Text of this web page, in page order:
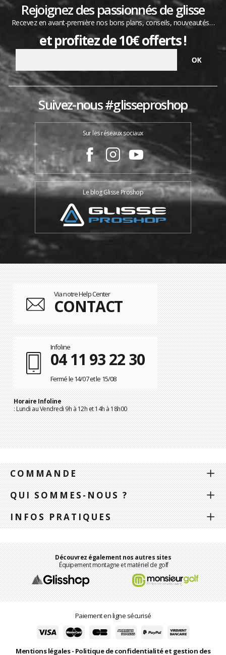
Rejoignez des passionnés de glisse
Recevez en avant-première nos bons plans, conseils, nouveautés…
et profitez de 10€ offerts !
Suivez-nous #glisseproshop
Sur les réseaux sociaux
Le blog Glisse Proshop
Via notre Help Center
CONTACT
Infoline
04 11 93 22 30
Fermé le 14/07 et le 15/08
Horaire Infoline
: Lundi au Vendredi 9h à 12h et 14h à 18h00
COMMANDE
QUI SOMMES-NOUS ?
INFOS PRATIQUES
Découvrez également nos autres sites
Équipement montagne et matériel de golf
Paiement en ligne sécurisé
Mentions légales- Politique de confidentialité et gestion des